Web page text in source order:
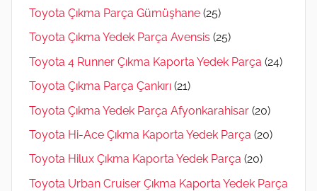
Toyota Çıkma Parça Gümüşhane (25)
Toyota Çıkma Yedek Parça Avensis (25)
Toyota 4 Runner Çıkma Kaporta Yedek Parça (24)
Toyota Çıkma Parça Çankırı (21)
Toyota Çıkma Yedek Parça Afyonkarahisar (20)
Toyota Hi-Ace Çıkma Kaporta Yedek Parça (20)
Toyota Hilux Çıkma Kaporta Yedek Parça (20)
Toyota Urban Cruiser Çıkma Kaporta Yedek Parça